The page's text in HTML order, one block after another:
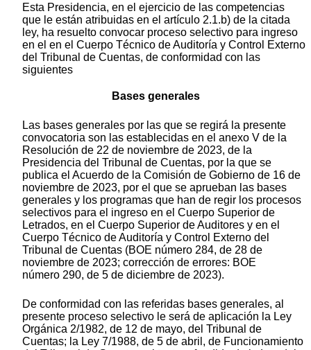
Esta Presidencia, en el ejercicio de las competencias
que le están atribuidas en el artículo 2.1.b) de la citada
ley, ha resuelto convocar proceso selectivo para ingreso
en el en el Cuerpo Técnico de Auditoría y Control Externo
del Tribunal de Cuentas, de conformidad con las
siguientes
Bases generales
Las bases generales por las que se regirá la presente
convocatoria son las establecidas en el anexo V de la
Resolución de 22 de noviembre de 2023, de la
Presidencia del Tribunal de Cuentas, por la que se
publica el Acuerdo de la Comisión de Gobierno de 16 de
noviembre de 2023, por el que se aprueban las bases
generales y los programas que han de regir los procesos
selectivos para el ingreso en el Cuerpo Superior de
Letrados, en el Cuerpo Superior de Auditores y en el
Cuerpo Técnico de Auditoría y Control Externo del
Tribunal de Cuentas (BOE número 284, de 28 de
noviembre de 2023; corrección de errores: BOE
número 290, de 5 de diciembre de 2023).
De conformidad con las referidas bases generales, al
presente proceso selectivo le será de aplicación la Ley
Orgánica 2/1982, de 12 de mayo, del Tribunal de
Cuentas; la Ley 7/1988, de 5 de abril, de Funcionamiento